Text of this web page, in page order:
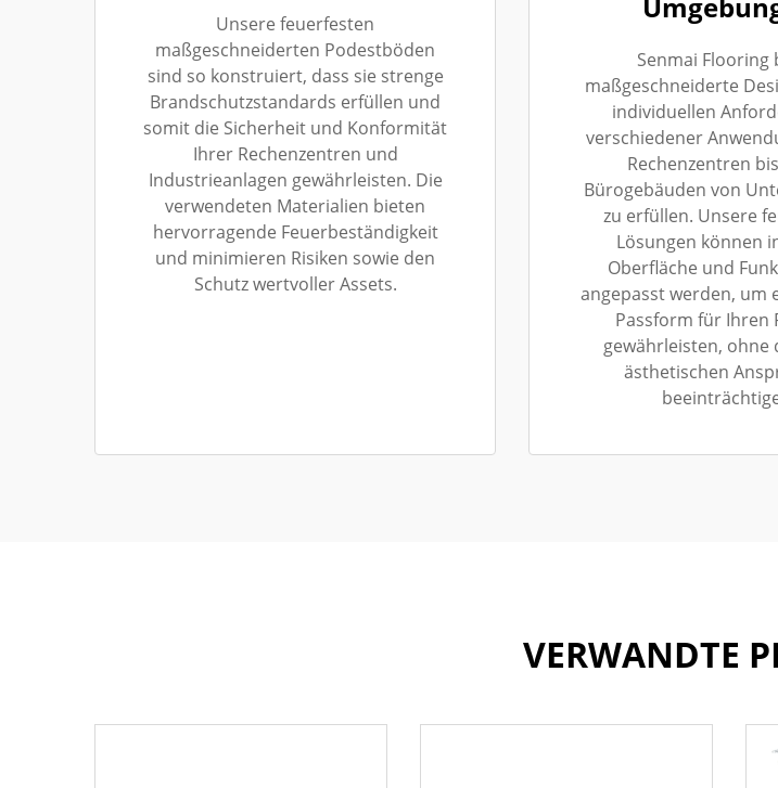
Unsere feuerfesten
maßgeschneiderten Podestböden
sind so konstruiert, dass sie strenge
Brandschutzstandards erfüllen und
somit die Sicherheit und Konformität
Ihrer Rechenzentren und
Industrieanlagen gewährleisten. Die
verwendeten Materialien bieten
hervorragende Feuerbeständigkeit
und minimieren Risiken sowie den
Schutz wertvoller Assets.
Senmai Flooring
maßgeschneiderte
individuellen
verschiedener
Rechenzentren
Bürogebäuden von
zu erfüllen. Unsere
Lösungen können
Oberfläche und
angepasst werden, um
Passform für Ihren
gewährleisten, ohne
ästhetischen
VERWANDTE